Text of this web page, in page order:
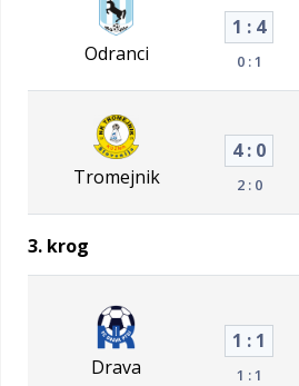
Odranci
1 : 4
0 : 1
Tromejnik
4 : 0
2 : 0
3. krog
Drava
1 : 1
1 : 1